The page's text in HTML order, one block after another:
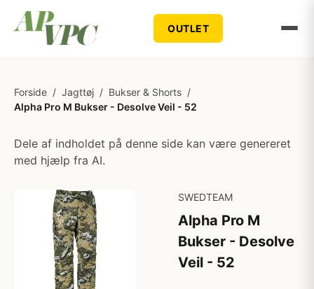
OUTLET
Forside / Jagttøj / Bukser & Shorts /
Alpha Pro M Bukser - Desolve Veil - 52
Dele af indholdet på denne side kan være genereret
med hjælp fra AI.
SWEDTEAM
Alpha Pro M
Bukser - Desolve
Veil - 52